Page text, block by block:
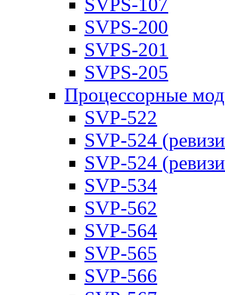
SVPS-200
SVPS-201
SVPS-205
Процессорные
SVP-522
SVP-524
SVP-524
SVP-534
SVP-562
SVP-564
SVP-565
SVP-566